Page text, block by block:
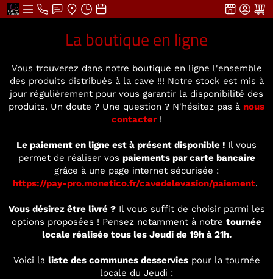
La boutique en ligne
Vous trouverez dans notre boutique en ligne l'ensemble
des produits distribués à la cave !!! Notre stock est mis à
jour régulièrement pour vous garantir la disponibilité des
produits. Un doute ? Une question ? N'hésitez pas à nous
contacter!
Le paiement en ligne est à présent disponible ! Il vous
permet de réaliser vos paiements par carte bancaire
grâce à une page internet sécurisée :
https://pay-pro.monetico.fr/cavedelevasion/paiement.
Vous désirez être livré ?Il vous suffit de choisir parmi les
options proposées ! Pensez notamment à notre tournée
locale réalisée tous les Jeudi de 19h à 21h.
Voici la liste des communes desserviespour la tournée
locale du Jeudi :